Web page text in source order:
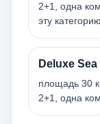
2+1, одна
эту
Deluxe
площадь 30
2+1, одна